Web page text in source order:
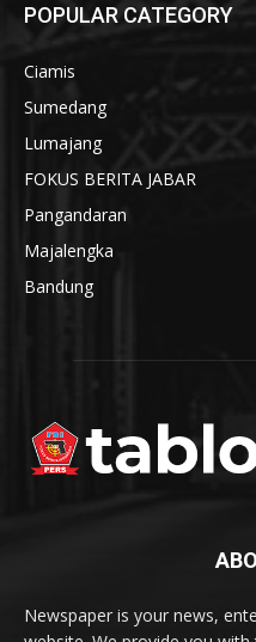
POPULAR CATEGORY
Ciamis
Sumedang
Lumajang
FOKUS BERITA JABAR
Pangandaran
Majalengka
Bandung
Newspaper is your news,